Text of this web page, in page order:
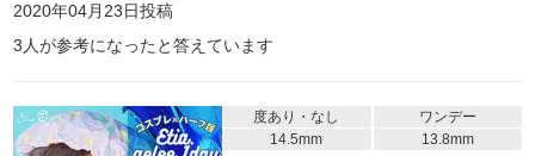
2020年04月23日投稿
3 人が参考になったと答えています
度あり・なし
ワンデー
14.5mm
13.8mm